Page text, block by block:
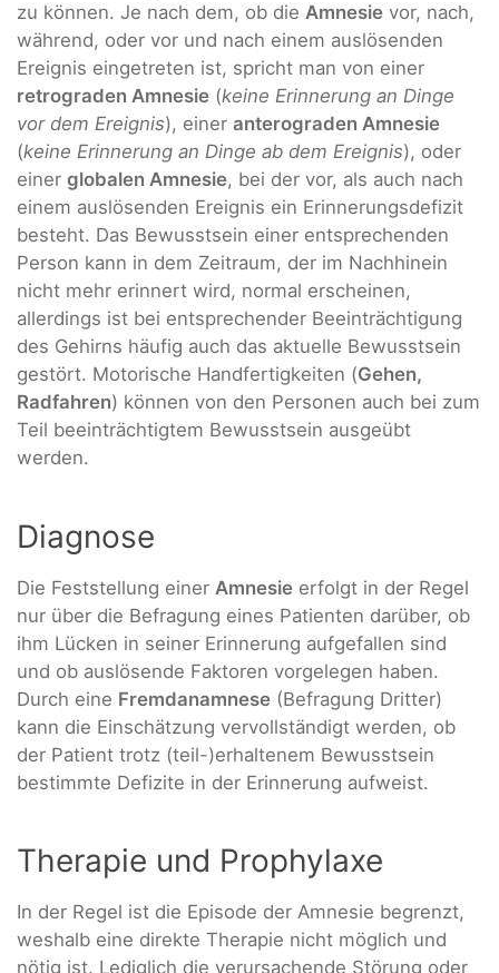
zu können. Je nach dem, ob die Amnesie vor, nach,
während, oder vor und nach einem auslösenden
Ereignis eingetreten ist, spricht man von einer
retrograden Amnesie (keine Erinnerung an Dinge
vor dem Ereignis), einer anterograden Amnesie
(keine Erinnerung an Dinge ab dem Ereignis), oder
einer globalen Amnesie, bei der vor, als auch nach
einem auslösenden Ereignis ein Erinnerungsdefizit
besteht. Das Bewusstsein einer entsprechenden
Person kann in dem Zeitraum, der im Nachhinein
nicht mehr erinnert wird, normal erscheinen,
allerdings ist bei entsprechender Beeinträchtigung
des Gehirns häufig auch das aktuelle Bewusstsein
gestört. Motorische Handfertigkeiten (Gehen,
Radfahren) können von den Personen auch bei zum
Teil beeinträchtigtem Bewusstsein ausgeübt
werden.
Diagnose
Die Feststellung einer Amnesie erfolgt in der Regel
nur über die Befragung eines Patienten darüber, ob
ihm Lücken in seiner Erinnerung aufgefallen sind
und ob auslösende Faktoren vorgelegen haben.
Durch eine Fremdanamnese (Befragung Dritter)
kann die Einschätzung vervollständigt werden, ob
der Patient trotz (teil-)erhaltenem Bewusstsein
bestimmte Defizite in der Erinnerung aufweist.
Therapie und Prophylaxe
In der Regel ist die Episode der Amnesie begrenzt,
weshalb eine direkte Therapie nicht möglich und
nötig ist. Lediglich die verursachende Störung oder